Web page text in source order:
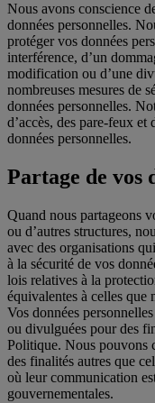
Nous avons conscience
données personnelles.
protéger vos données
interférence, d’un
modification ou d’une
nombreuses mesures de
données personnelles.
d’accès, des pare-feux et
données personnelles.
Partage de vos
Quand nous partageons
ou d’autres structures,
avec des organisations
à la sécurité de vos
lois relatives à la
équivalentes à celles que
Vos données
ou divulguées pour des
Politique. Nous pouvons
des finalités autres que
où leur communication
gouvernementales.